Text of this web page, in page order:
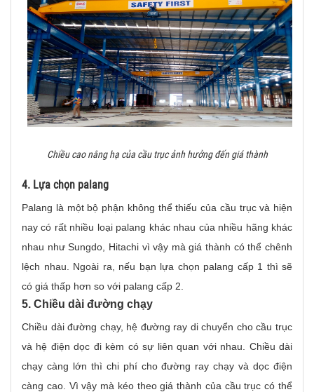
Chiều cao nâng hạ của cầu trục ảnh hưởng đến giá thành
4. Lựa chọn palang
Palang là một bộ phận không thể thiếu của cầu trục và hiện
nay có rất nhiều loại palang khác nhau của nhiều hãng khác
nhau như Sungdo, Hitachi vì vậy mà giá thành có thể chênh
lệch nhau. Ngoài ra, nếu bạn lựa chọn palang cấp 1 thì sẽ
có giá thấp hơn so với palang cấp 2.
5. Chiều dài đường chạy
Chiều dài đường chạy, hệ đường ray di chuyển cho cầu trục
và hệ điện dọc đi kèm có sự liên quan với nhau. Chiều dài
chạy càng lớn thì chi phí cho đường ray chạy và dọc điện
càng cao. Vì vậy mà kéo theo giá thành của cầu trục có thể